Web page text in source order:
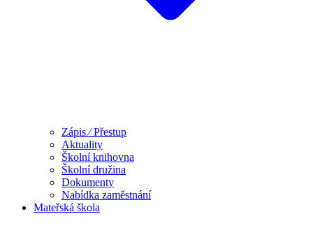
Zápis ⁄ Přestup
Aktuality
Školní knihovna
Školní družina
Dokumenty
Nabídka zaměstnání
Mateřská škola